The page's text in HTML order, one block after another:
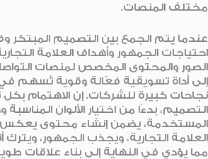
مختلف المنصات.
عندما يتم الجمع بين التصميم المبتكر
احتياجات الجمهور وأهداف العلامة
الصور والمحتوى المخصص لمنصات
إلى أداة تسويقية فعّالة وقوية تُسهم
نجاحات كبيرة للشركات. إن الاهتمام
التصميم، بدءًا من اختيار الألوان
المستخدمة، يضمن إنشاء محتوى يعكس
العلامة التجارية، ويجذب الجمهور، ويترك
مما يؤدي في النهاية إلى بناء علاقات